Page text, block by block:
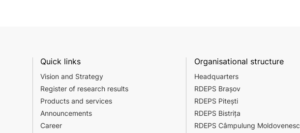
Quick links
Vision and Strategy
Register of research results
Products and services
Announcements
Career
Organisational structure
Headquarters
RDEPS Brașov
RDEPS Pitești
RDEPS Bistrița
RDEPS Câmpulung Moldovenesc